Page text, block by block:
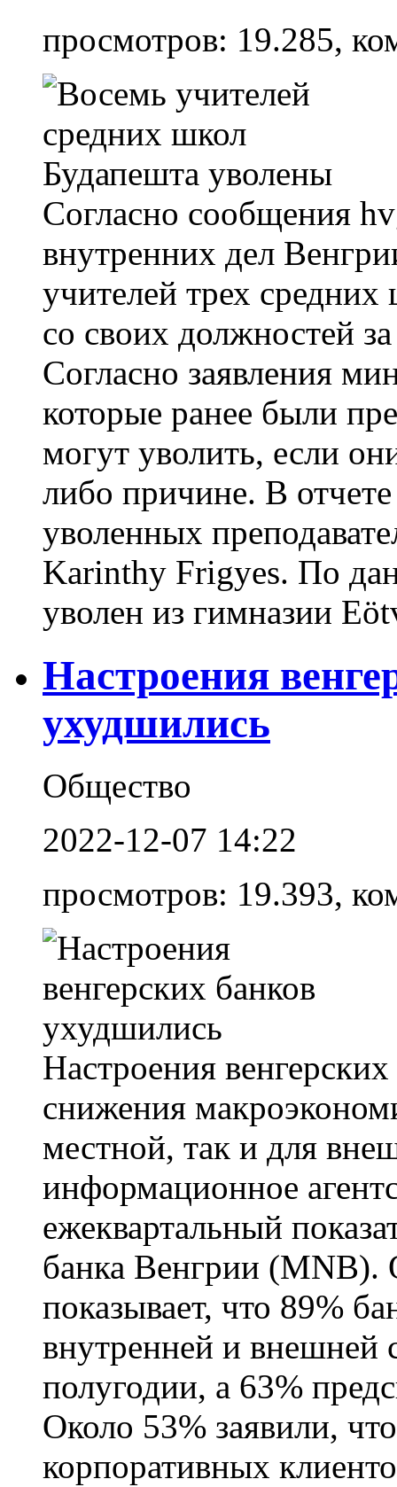
просмотров: 19.285,
Согласно сообщения
внутренних дел
учителей трех
со своих должностей
Согласно заявления
которые ранее были
могут уволить, если
либо причине. В
уволенных
Karinthy Frigyes. По
уволен из гимназии
Настроения
ухудшились
Общество
2022-12-07 14:22
просмотров: 19.393,
Настроения
снижения
местной, так и для
информационное
ежеквартальный
банка Венгрии (MNB).
показывает, что 89%
внутренней и
полугодии, а 63%
Около 53% заявили,
корпоративных